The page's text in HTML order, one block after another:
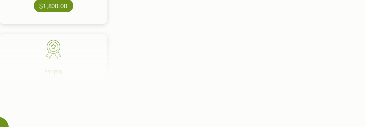
$1,800.00
פקודי